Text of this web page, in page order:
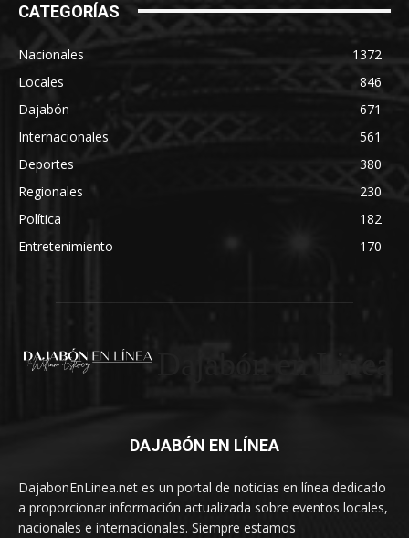
CATEGORÍAS
Nacionales
1372
Locales
846
Dajabón
671
Internacionales
561
Deportes
380
Regionales
230
Política
182
Entretenimiento
170
DAJABÓN EN LÍNEA
DajabonEnLinea.net es un portal de noticias en línea dedicado
a proporcionar información actualizada sobre eventos locales,
nacionales e internacionales. Siempre estamos